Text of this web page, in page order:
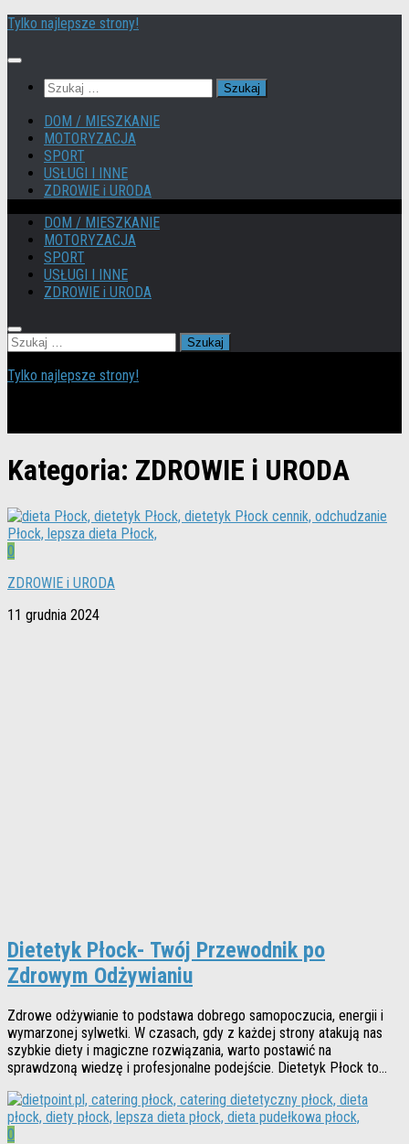
Przejdź
treści
Tylko najlepsze strony!
Szukaj:
DOM / MIESZKANIE
MOTORYZACJA
SPORT
USŁUGI I INNE
ZDROWIE i URODA
DOM / MIESZKANIE
MOTORYZACJA
SPORT
USŁUGI I INNE
ZDROWIE i URODA
Szukaj:
Tylko najlepsze strony!
Kategoria: ZDROWIE i URODA
0
ZDROWIE i URODA
11 grudnia 2024
Dietetyk Płock- Twój Przewodnik po
Zdrowym Odżywianiu
Zdrowe odżywianie to podstawa dobrego samopoczucia, energii i
wymarzonej sylwetki. W czasach, gdy z każdej strony atakują nas
szybkie diety i magiczne rozwiązania, warto postawić na
sprawdzoną wiedzę i profesjonalne podejście. Dietetyk Płock to...
0